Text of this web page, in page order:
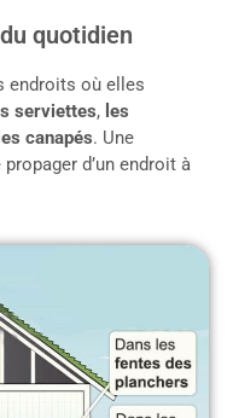
quotidien
endroits où elles
serviettes, les
les canapés. Une
d’un endroit à